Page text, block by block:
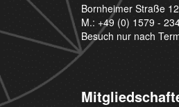
Bornheimer Straße
M.: +49 (0) 1579 -
Besuch nur nach